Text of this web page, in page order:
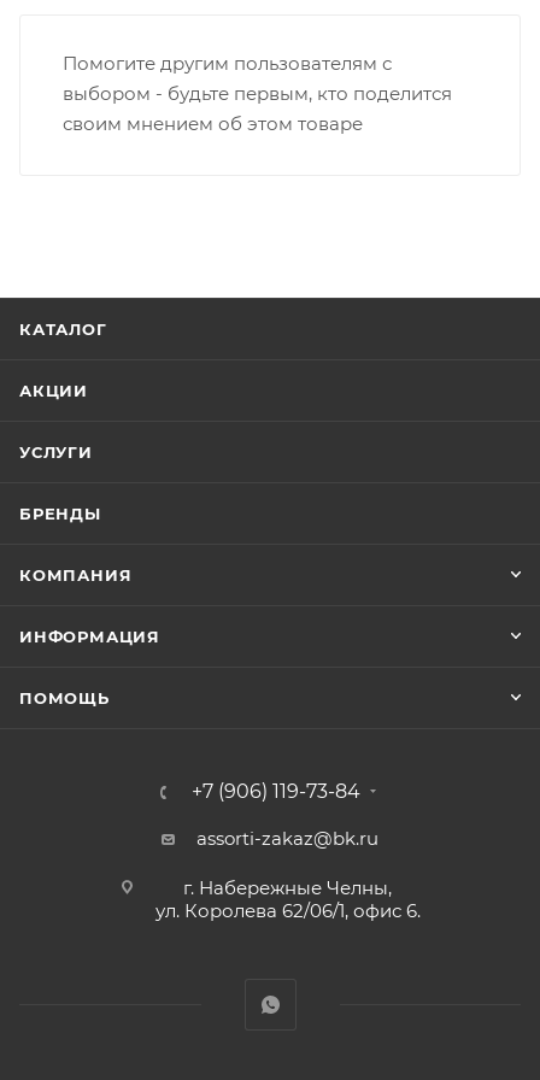
не должна превышать 100 000 р.
Помогите другим пользователям с
выбором - будьте первым, кто поделится
своим мнением об этом товаре
КАТАЛОГ
АКЦИИ
УСЛУГИ
БРЕНДЫ
КОМПАНИЯ
ИНФОРМАЦИЯ
ПОМОЩЬ
+7 (906) 119-73-84
assorti-zakaz@bk.ru
г. Набережные Челны,
ул. Королева 62/06/1, офис 6.